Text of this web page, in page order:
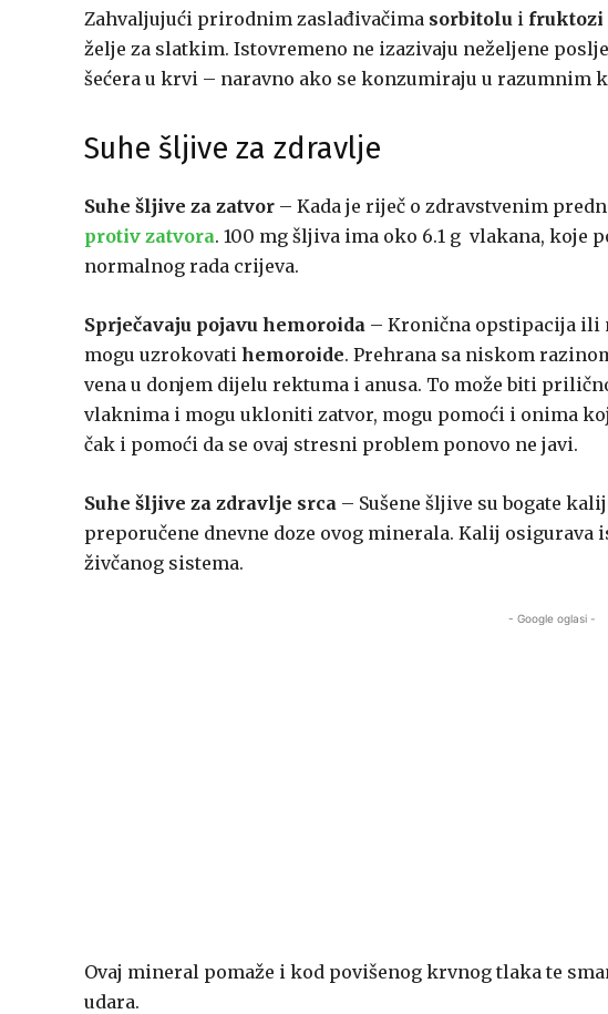
Zahvaljujući prirodnim zaslađivačima sorbitolu i fruktozi
želje za slatkim. Istovremeno ne izazivaju neželjene
šećera u krvi – naravno ako se konzumiraju u razumnim
Suhe šljive za zdravlje
Suhe šljive za zatvor – Kada je riječ o zdravstvenim
protiv zatvora. 100 mg šljiva ima oko 6.1 g vlakana, koje
normalnog rada crijeva.
Sprječavaju pojavu hemoroida – Kronična opstipacija ili
mogu uzrokovati hemoroide. Prehrana sa niskom
vena u donjem dijelu rektuma i anusa. To može biti
vlaknima i mogu ukloniti zatvor, mogu pomoći i onima
čak i pomoći da se ovaj stresni problem ponovo ne javi.
Suhe šljive za zdravlje srca – Sušene šljive su bogate
preporučene dnevne doze ovog minerala. Kalij
živčanog sistema.
- Google oglasi -
Ovaj mineral pomaže i kod povišenog krvnog tlaka te
udara.